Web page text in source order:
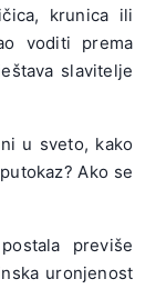
krunica ili
voditi prema
slavitelje
u sveto, kako
Ako se
previše
uronjenost